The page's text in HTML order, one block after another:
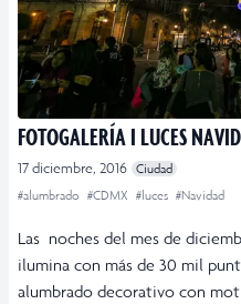
FOTOGALERÍA I LUCES
17 diciembre, 2016 Ciudad
#alumbrado #CDMX #luces #Navidad
Las noches del mes de
ilumina con más de 30 mil
alumbrado decorativo con